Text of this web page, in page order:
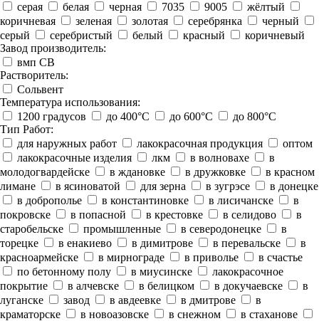
серая
белая черная 7035 9005
жёлтый
коричневая
зеленая золотая серебрянка
черный
серый
серебристый белый красный
коричневый
Завод производитель:
вмп СВ
Растворитель:
Сольвент
Температура использования:
1200 градусов
до 400°C до 600°C
до 800°C
Тип Работ:
для наружных работ
лакокрасочная продукция
оптом
лакокрасочные изделия
лкм в волновахе
в
молодогвардейске
в ждановке в дружковке
в красном
лимане
в ясиноватой для зерна в зугрэсе
в донецке
в доброполье
в константиновке в лисичанске
в
покровске
в попасной в крестовке в селидово
в
старобельске
промышленные в северодонецке
в
торецке
в енакиево в димитрове в перевальске
в
красноармейске
в мирнограде в приволье
в счастье
по бетонному полу
в миусинске
лакокрасочное
покрытие
в алчевске в белицком в докучаевске
в
луганске
завод в авдеевке в дмитрове
в
краматорске
в новоазовске в снежном
в стаханове